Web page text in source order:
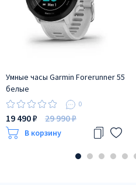
Умные часы Garmin Forerunner 55
белые
0
19 490 ₽ 29 990 ₽
В корзину